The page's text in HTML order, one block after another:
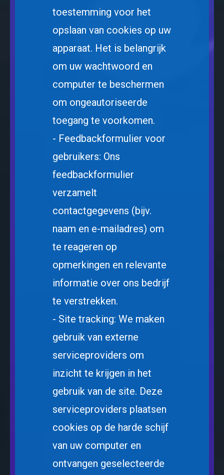
toestemming voor het
opslaan van cookies op uw
apparaat. Het is belangrijk
om uw wachtwoord en
computer te beschermen
om ongeautoriseerde
toegang te voorkomen.
- Feedbackformulier voor
gebruikers: Ons
feedbackformulier
verzamelt
contactgegevens (bijv.
naam en e-mailadres) om
te reageren op
opmerkingen en relevante
informatie over ons bedrijf
te verstrekken.
- Site tracking: We maken
gebruik van externe
serviceproviders om
inzicht te krijgen in het
gebruik van de site. Deze
serviceproviders plaatsen
cookies op de harde schijf
van uw computer en
ontvangen geselecteerde